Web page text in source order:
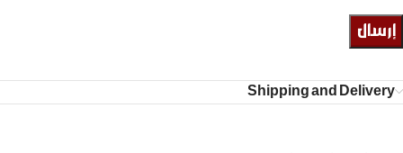
Shipping and Delivery